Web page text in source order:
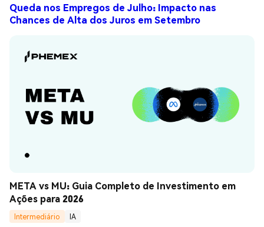
Queda nos Empregos de Julho: Impacto nas
Chances de Alta dos Juros em Setembro
META vs MU: Guia Completo de Investimento em
Ações para 2026
Intermediário
IA